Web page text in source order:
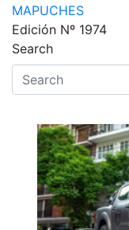
MAPUCHES
Edición Nº 1974
Search